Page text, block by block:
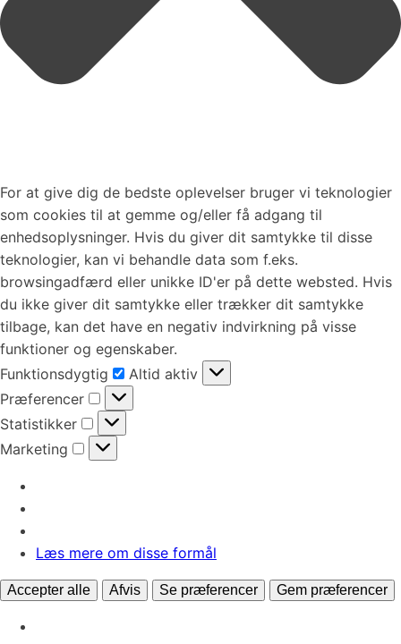
For at give dig de bedste oplevelser bruger vi teknologier
som cookies til at gemme og/eller få adgang til
enhedsoplysninger. Hvis du giver dit samtykke til disse
teknologier, kan vi behandle data som f.eks.
browsingadfærd eller unikke ID'er på dette websted. Hvis
du ikke giver dit samtykke eller trækker dit samtykke
tilbage, kan det have en negativ indvirkning på visse
funktioner og egenskaber.
Funktionsdygtig
Funktionsdygtig
Altid aktiv
Præferencer
Præferencer
Statistikker
Statistikker
Marketing
Marketing
Læs mere om disse formål
Accepter alle Afvis Se præferencer Gem præferencer